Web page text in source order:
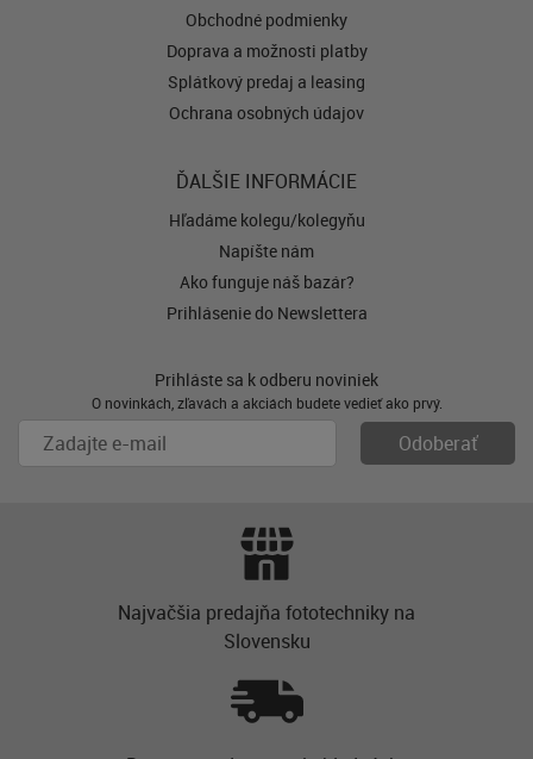
Obchodné podmienky
Doprava a možnosti platby
Splátkový predaj a leasing
Ochrana osobných údajov
ĎALŠIE INFORMÁCIE
Hľadáme kolegu/kolegyňu
Napíšte nám
Ako funguje náš bazár?
Prihlásenie do Newslettera
Prihláste sa k odberu noviniek
O novinkách, zľavách a akciách budete vedieť ako prvý.
Najvačšia predajňa fototechniky na
Slovensku